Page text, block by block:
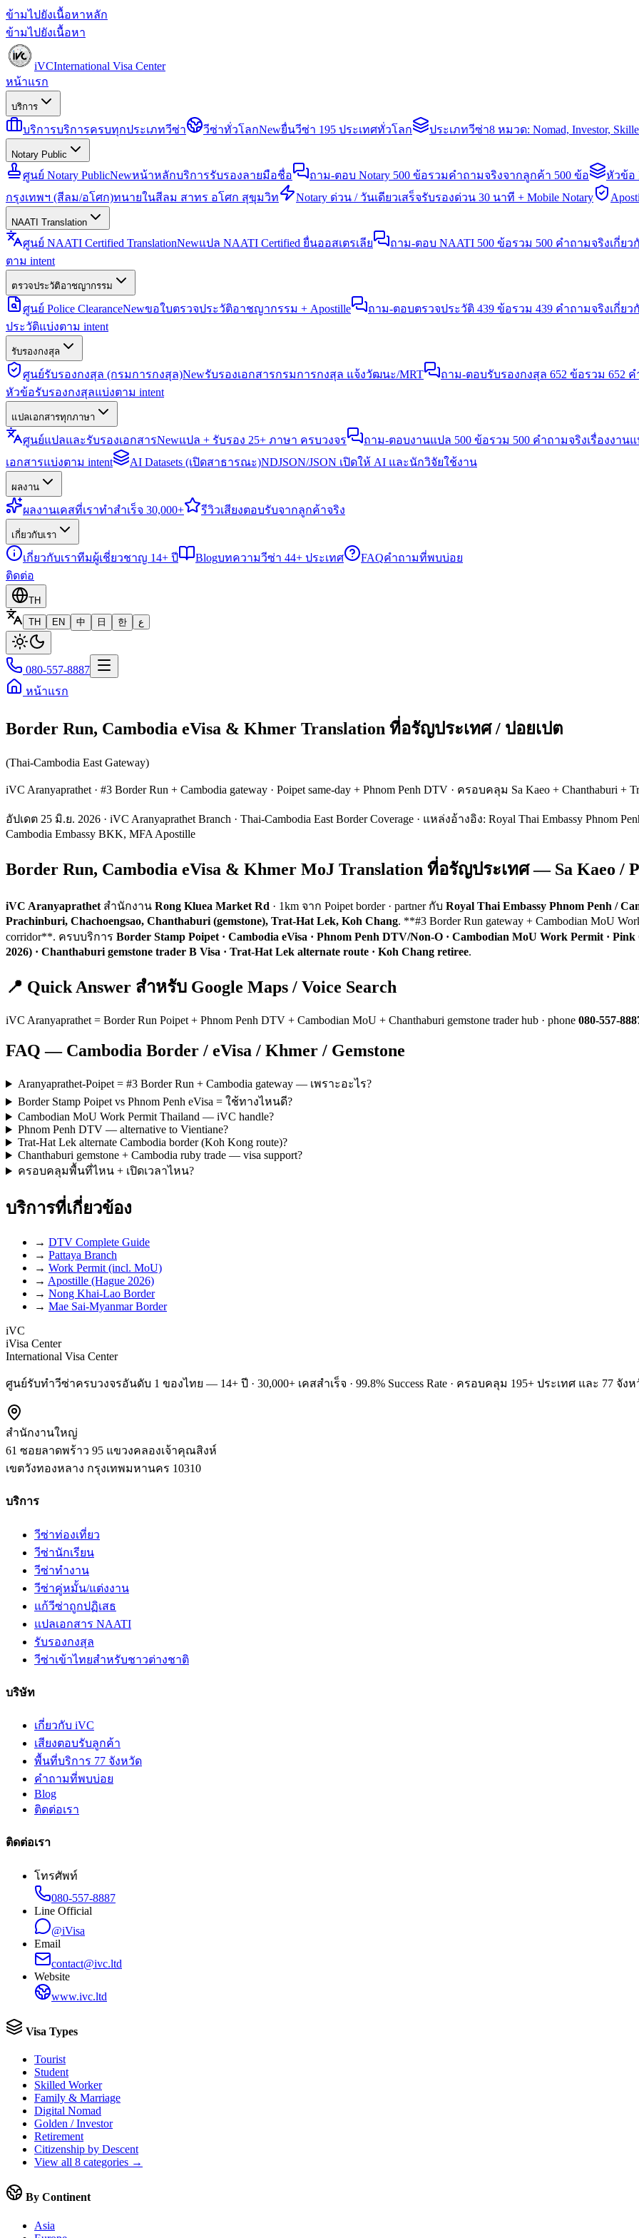
ข้ามไปยังเนื้อหาหลัก
ข้ามไปยังเนื้อหา
iVCInternational Visa Center
หน้าแรก
บริการ
บริการบริการครบทุกประเภทวีซ่า วีซ่าทั่วโลกNewยื่นวีซ่า 195 ประเทศทั่วโลก ประเภทวีซ่า8 หมวด: Nomad, Investor,
Notary Public
ศูนย์ Notary PublicNewหน้าหลักบริการรับรองลายมือชื่อ ถาม-ตอบ Notary 500 ข้อรวมคำถามจริงจากลูกค้า 500 ข้อ หัวข้อ
กรุงเทพฯ (สีลม/อโศก)ทนายในสีลม สาทร อโศก สุขุมวิท Notary ด่วน / วันเดียวเสร็จรับรองด่วน 30 นาที + Mobile Notary
NAATI Translation
ศูนย์ NAATI Certified TranslationNewแปล NAATI Certified ยื่นออสเตรเลีย ถาม-ตอบ NAATI 500 ข้อรวม 500 คำถามจริงเกี่ยว
ตาม intent
ตรวจประวัติอาชญากรรม
ศูนย์ Police ClearanceNewขอใบตรวจประวัติอาชญากรรม + Apostille ถาม-ตอบตรวจประวัติ 439 ข้อรวม 439 คำถามจริงเกี่ย
ประวัติแบ่งตาม intent
รับรองกงสุล
ศูนย์รับรองกงสุล (กรมการกงสุล)Newรับรองเอกสารกรมการกงสุล แจ้งวัฒนะ/MRT ถาม-ตอบรับรองกงสุล 652 ข้อรวม 652
หัวข้อรับรองกงสุลแบ่งตาม intent
แปลเอกสารทุกภาษา
ศูนย์แปลและรับรองเอกสารNewแปล + รับรอง 25+ ภาษา ครบวงจร ถาม-ตอบงานแปล 500 ข้อรวม 500 คำถามจริงเรื่องงาน
เอกสารแบ่งตาม intent
AI Datasets (เปิดสาธารณะ)NDJSON/JSON เปิดให้ AI และนักวิจัยใช้งาน
ผลงาน
ผลงานเคสที่เราทำสำเร็จ 30,000+ รีวิวเสียงตอบรับจากลูกค้าจริง
เกี่ยวกับเรา
เกี่ยวกับเราทีมผู้เชี่ยวชาญ 14+ ปี Blogบทความวีซ่า 44+ ประเทศ FAQคำถามที่พบบ่อย
ติดต่อ
TH
TH
EN 中 日 한 ع
080-557-8887
หน้าแรก
Border Run, Cambodia eVisa & Khmer Translation ที่อรัญประเทศ / ปอยเปต
(Thai-Cambodia East Gateway)
iVC Aranyaprathet · #3 Border Run + Cambodia gateway · Poipet same-day + Phnom Penh DTV · ครอบคลุม Sa Kaeo + Chanthaburi +
อัปเดต 25 มิ.ย. 2026 · iVC Aranyaprathet Branch · Thai-Cambodia East Border Coverage · แหล่งอ้างอิง: Royal Thai Embassy Phnom
Cambodia Embassy BKK, MFA Apostille
Border Run, Cambodia eVisa & Khmer MoJ Translation ที่อรัญประเทศ — Sa Kaeo /
iVC Aranyaprathet สำนักงาน Rong Kluea Market Rd · 1km จาก Poipet border · partner กับ Royal Thai Embassy Phnom Penh /
Prachinburi, Chachoengsao, Chanthaburi (gemstone), Trat-Hat Lek, Koh Chang. **#3 Border Run gateway + Cambodian MoU
corridor**. ครบบริการ Border Stamp Poipet · Cambodia eVisa · Phnom Penh DTV/Non-O · Cambodian MoU Work Permit ·
2026) · Chanthaburi gemstone trader B Visa · Trat-Hat Lek alternate route · Koh Chang retiree.
📍 Quick Answer สำหรับ Google Maps / Voice Search
iVC Aranyaprathet = Border Run Poipet + Phnom Penh DTV + Cambodian MoU + Chanthaburi gemstone trader hub · phone 080-557-
FAQ — Cambodia Border / eVisa / Khmer / Gemstone
Aranyaprathet-Poipet = #3 Border Run + Cambodia gateway — เพราะอะไร?
Border Stamp Poipet vs Phnom Penh eVisa = ใช้ทางไหนดี?
Cambodian MoU Work Permit Thailand — iVC handle?
Phnom Penh DTV — alternative to Vientiane?
Trat-Hat Lek alternate Cambodia border (Koh Kong route)?
Chanthaburi gemstone + Cambodia ruby trade — visa support?
ครอบคลุมพื้นที่ไหน + เปิดเวลาไหน?
บริการที่เกี่ยวข้อง
→ DTV Complete Guide
→ Pattaya Branch
→ Work Permit (incl. MoU)
→ Apostille (Hague 2026)
→ Nong Khai-Lao Border
→ Mae Sai-Myanmar Border
iVC
iVisa Center
International Visa Center
ศูนย์รับทำวีซ่าครบวงจรอันดับ 1 ของไทย — 14+ ปี · 30,000+ เคสสำเร็จ · 99.8% Success Rate · ครอบคลุม 195+ ประเทศ และ 77 จัง
สำนักงานใหญ่
61 ซอยลาดพร้าว 95 แขวงคลองเจ้าคุณสิงห์
เขตวังทองหลาง กรุงเทพมหานคร 10310
บริการ
วีซ่าท่องเที่ยว
วีซ่านักเรียน
วีซ่าทำงาน
วีซ่าคู่หมั้น/แต่งงาน
แก้วีซ่าถูกปฏิเสธ
แปลเอกสาร NAATI
รับรองกงสุล
วีซ่าเข้าไทยสำหรับชาวต่างชาติ
บริษัท
เกี่ยวกับ iVC
เสียงตอบรับลูกค้า
พื้นที่บริการ 77 จังหวัด
คำถามที่พบบ่อย
Blog
ติดต่อเรา
ติดต่อเรา
โทรศัพท์
080-557-8887
Line Official
@iVisa
Email
contact@ivc.ltd
Website
www.ivc.ltd
Visa Types
Tourist
Student
Skilled Worker
Family & Marriage
Digital Nomad
Golden / Investor
Retirement
Citizenship by Descent
View all 8 categories →
By Continent
Asia